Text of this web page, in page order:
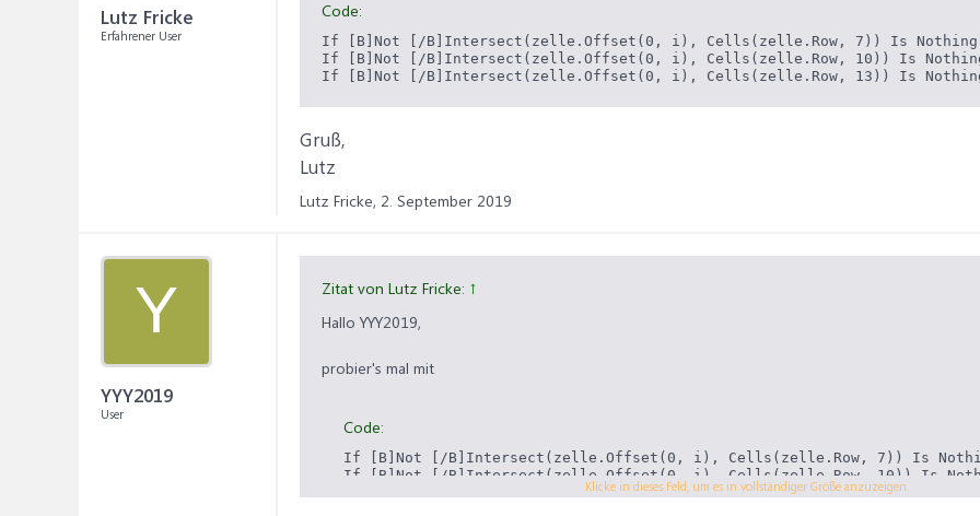
Lutz Fricke
Erfahrener User
Code:
If [B]Not [/B]Intersect(zelle.Offset(0, i), Cells(zelle.Row, 7)) Is Nothing
If [B]Not [/B]Intersect(zelle.Offset(0, i), Cells(zelle.Row, 10)) Is Nothing
If [B]Not [/B]Intersect(zelle.Offset(0, i), Cells(zelle.Row, 13)) Is Nothing
Gruß,
Lutz
Lutz Fricke, 2. September 2019
Y
YYY2019
User
Zitat von Lutz Fricke: ↑
Hallo YYY2019,
probier's mal mit
Code:
If [B]Not [/B]Intersect(zelle.Offset(0, i), Cells(zelle.Row, 7)) Is
If [B]Not [/B]Intersect(zelle.Offset(0, i), Cells(zelle.Row, 10)) Is
If [B]Not [/B]Intersect(zelle.Offset(0, i), Cells(zelle.Row, 13)) Is
Klicke in dieses Feld, um es in vollständiger Größe anzuzeigen.